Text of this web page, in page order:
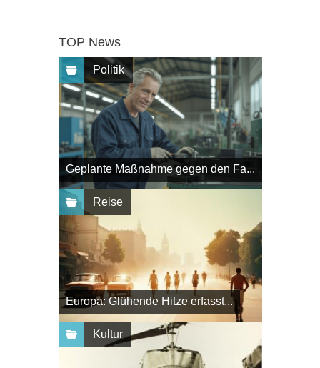
TOP News
Politik
Geplante Maßnahme gegen den Fa...
Reise
Europa: Glühende Hitze erfasst...
Kultur